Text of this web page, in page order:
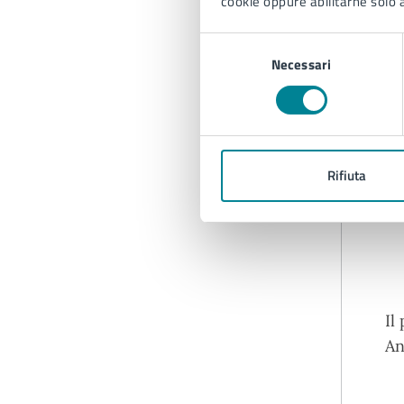
Necessari
Rifiuta
Il